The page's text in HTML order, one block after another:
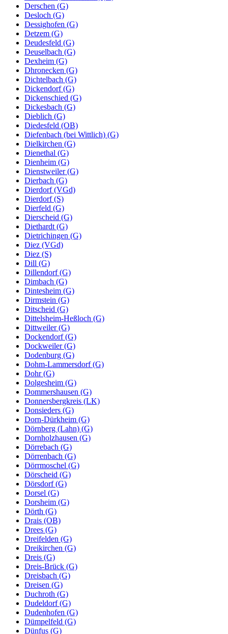
Derschen (G)
Desloch (G)
Dessighofen (G)
Detzem (G)
Deudesfeld (G)
Deuselbach (G)
Dexheim (G)
Dhronecken (G)
Dichtelbach (G)
Dickendorf (G)
Dickenschied (G)
Dickesbach (G)
Dieblich (G)
Diedesfeld (OB)
Diefenbach (bei Wittlich) (G)
Dielkirchen (G)
Dienethal (G)
Dienheim (G)
Dienstweiler (G)
Dierbach (G)
Dierdorf (VGd)
Dierdorf (S)
Dierfeld (G)
Dierscheid (G)
Diethardt (G)
Dietrichingen (G)
Diez (VGd)
Diez (S)
Dill (G)
Dillendorf (G)
Dimbach (G)
Dintesheim (G)
Dirmstein (G)
Ditscheid (G)
Dittelsheim-Heßloch (G)
Dittweiler (G)
Dockendorf (G)
Dockweiler (G)
Dodenburg (G)
Dohm-Lammersdorf (G)
Dohr (G)
Dolgesheim (G)
Dommershausen (G)
Donnersbergkreis (LK)
Donsieders (G)
Dorn-Dürkheim (G)
Dörnberg (Lahn) (G)
Dornholzhausen (G)
Dörrebach (G)
Dörrenbach (G)
Dörrmoschel (G)
Dörscheid (G)
Dörsdorf (G)
Dorsel (G)
Dorsheim (G)
Dörth (G)
Drais (OB)
Drees (G)
Dreifelden (G)
Dreikirchen (G)
Dreis (G)
Dreis-Brück (G)
Dreisbach (G)
Dreisen (G)
Duchroth (G)
Dudeldorf (G)
Dudenhofen (G)
Dümpelfeld (G)
Dünfus (G)